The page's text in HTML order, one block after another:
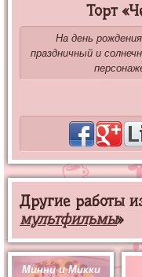
Торт
На день
праздничный и
Другие работы
мультфильмы»
Минни и Микки